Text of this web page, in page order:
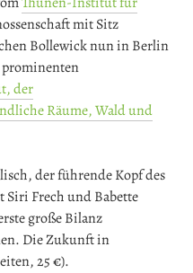
mit Sitz
Bollewick nun in Berlin
der
Räume, Wald und
der führende Kopf des
Siri Frech und Babette
große Bilanz
Die Zukunft in
25 €).